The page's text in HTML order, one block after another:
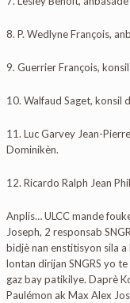
8. P. Wedlyne François,
9. Guerrier François,
10. Walfaud Saget, konsil
11. Luc Garvey Jean-
Dominikèn.
12. Ricardo Ralph Jean
Anplis… ULCC mande
Joseph, 2 responsab
bidjè nan enstitisyon sila a
lontan dirijan SNGRS yo
gaz bay patikilye. Daprè
Paulémon ak Max Alex